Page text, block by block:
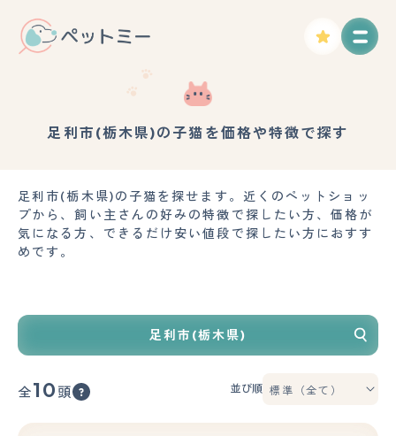
足利市(栃木県)の子猫を価格や特徴で探す
足利市(栃木県)の子猫を探せます。近くのペットショッ
プから、飼い主さんの好みの特徴で探したい方、価格が
気になる方、できるだけ安い値段で探したい方におすす
めです。
足利市(栃木県)
全10 頭 並び順